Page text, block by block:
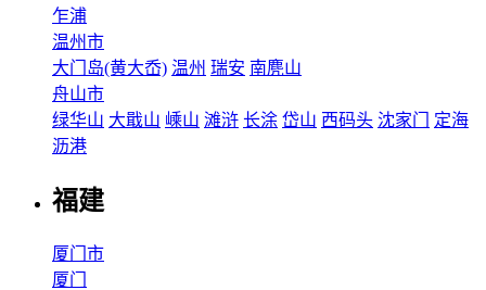
乍浦
温州市
大门岛(黄大岙) 温州 瑞安 南麂山
舟山市
绿华山 大戢山 嵊山 滩浒 长涂 岱山 西码头 沈家门
定海
沥港
福建
厦门市
厦门